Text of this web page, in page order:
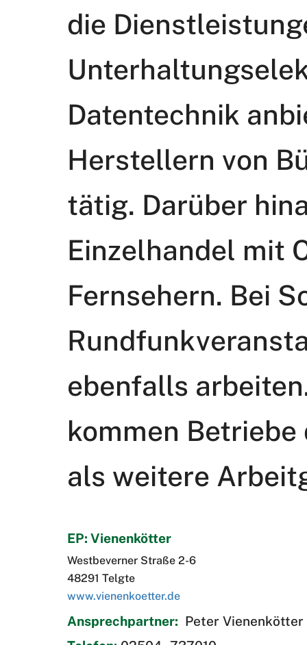
die
Datentechnik
Herstellern von
tätig. Darüber
Einzelhandel mit
Fernsehern. Bei
ebenfalls
kommen
als weitere
EP: Vienenkötter
Westbeverner Straße 2-6
48291 Telgte
www.vienenkoetter.de
Ansprechpartner: Peter Vienenkötter